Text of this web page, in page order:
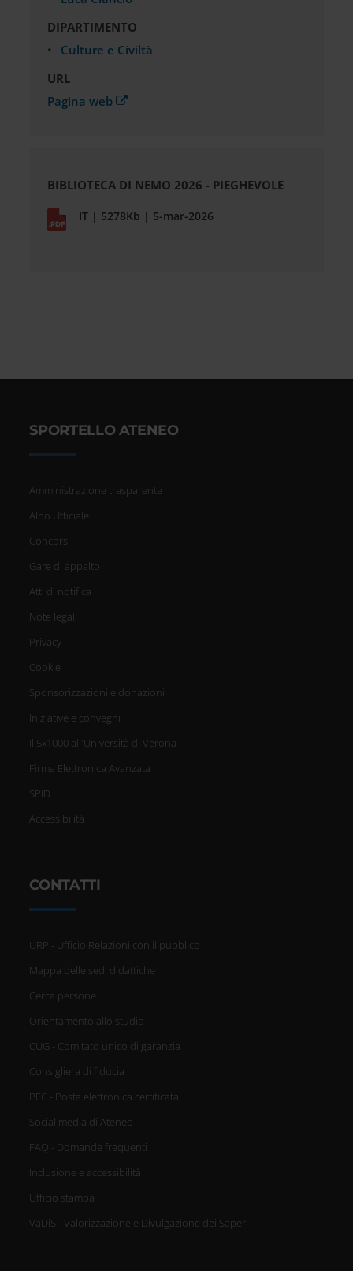
DIPARTIMENTO
Culture e Civiltà
URL
Pagina web
BIBLIOTECA DI NEMO 2026 - PIEGHEVOLE
IT | 5278Kb | 5-mar-2026
SPORTELLO ATENEO
Amministrazione trasparente
Albo Ufficiale
Concorsi
Gare di appalto
Atti di notifica
Note legali
Privacy
Cookie
Sponsorizzazioni e donazioni
Iniziative e convegni
Il 5x1000 all'Università di Verona
Firma Elettronica Avanzata
SPID
Accessibilità
CONTATTI
URP - Ufficio Relazioni con il pubblico
Mappa delle sedi didattiche
Cerca persone
Orientamento allo studio
CUG - Comitato unico di garanzia
Consigliera di fiducia
PEC - Posta elettronica certificata
Social media di Ateneo
FAQ - Domande frequenti
Inclusione e accessibilità
Ufficio stampa
VaDiS - Valorizzazione e Divulgazione dei Saperi